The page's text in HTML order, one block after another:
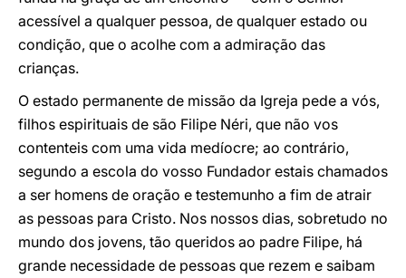
acessível a qualquer pessoa, de qualquer estado ou
condição, que o acolhe com a admiração das
crianças.
O estado permanente de missão da Igreja pede a vós,
filhos espirituais de são Filipe Néri, que não vos
contenteis com uma vida medíocre; ao contrário,
segundo a escola do vosso Fundador estais chamados
a ser homens de oração e testemunho a fim de atrair
as pessoas para Cristo. Nos nossos dias, sobretudo no
mundo dos jovens, tão queridos ao padre Filipe, há
grande necessidade de pessoas que rezem e saibam